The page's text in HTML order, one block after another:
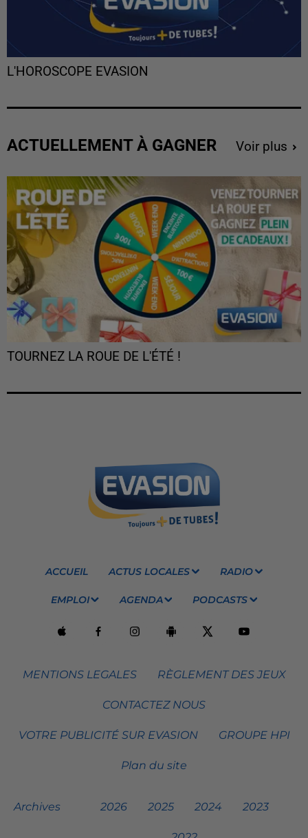
L'HOROSCOPE EVASION
ACTUELLEMENT À GAGNER Voir plus
TOURNEZ LA ROUE DE L'ÉTÉ !
ACCUEIL ACTUS LOCALES RADIO
EMPLOI AGENDA PODCASTS
MENTIONS LEGALES RÈGLEMENT DES JEUX
CONTACTEZ NOUS
VOTRE PUBLICITÉ SUR EVASION GROUPE HPI
Plan du site
Archives 2026 2025 2024 2023